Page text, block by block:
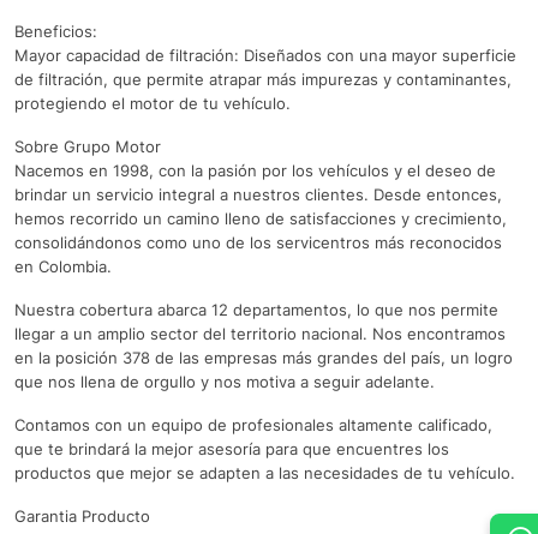
Beneficios:
Mayor capacidad de filtración: Diseñados con una mayor superficie
de filtración, que permite atrapar más impurezas y contaminantes,
protegiendo el motor de tu vehículo.
Sobre Grupo Motor
Nacemos en 1998, con la pasión por los vehículos y el deseo de
brindar un servicio integral a nuestros clientes. Desde entonces,
hemos recorrido un camino lleno de satisfacciones y crecimiento,
consolidándonos como uno de los servicentros más reconocidos
en Colombia.
Nuestra cobertura abarca 12 departamentos, lo que nos permite
llegar a un amplio sector del territorio nacional. Nos encontramos
en la posición 378 de las empresas más grandes del país, un logro
que nos llena de orgullo y nos motiva a seguir adelante.
Contamos con un equipo de profesionales altamente calificado,
que te brindará la mejor asesoría para que encuentres los
productos que mejor se adapten a las necesidades de tu vehículo.
Garantia Producto